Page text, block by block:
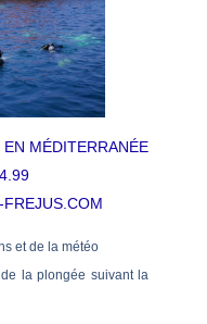
MÉDITERRANÉE
FREJUS.COM
et de la météo
la plongée suivant la